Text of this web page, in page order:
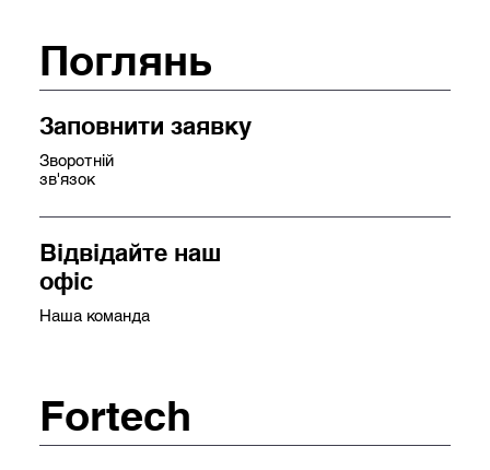
Поглянь
Заповнити заявку
Зворотній
зв'язок
Відвідайте наш
офіс
Наша команда
Fortech